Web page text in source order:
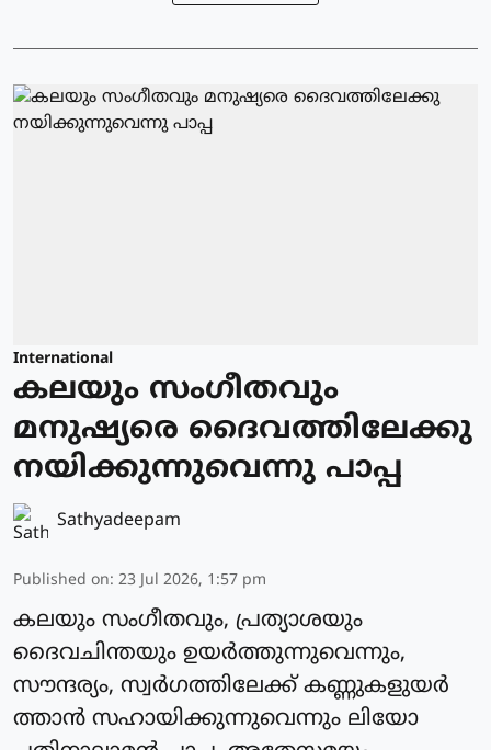
International
കലയും സംഗീതവും
മനുഷ്യരെ ദൈവത്തിലേക്കു
നയിക്കുന്നുവെന്നു പാപ്പ
Sathyadeepam
Published on: 23 Jul 2026, 1:57 pm
കലയും സംഗീതവും, പ്രത്യാശയും
ദൈവചിന്തയും ഉയര്‍ത്തുന്നുവെന്നും,
സൗന്ദര്യം, സ്വർഗത്തിലേക്ക് കണ്ണുകളുയർ
ത്താന്‍ സഹായിക്കുന്നുവെന്നും ലിയോ